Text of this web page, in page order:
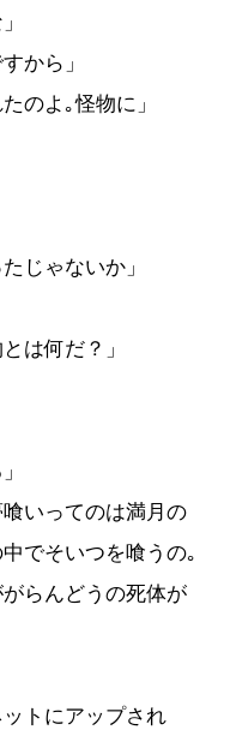
から」
のよ｡怪物に」
じゃないか」
は何だ？」
喰いってのは満月の
でそいつを喰うの｡
らんどうの死体が
ットにアップされ